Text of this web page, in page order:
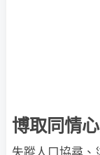
博取同情
失蹤人口協尋、